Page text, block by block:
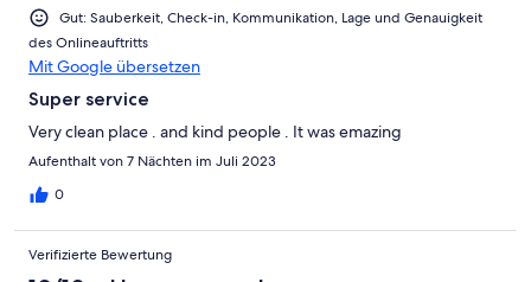
Gut: Sauberkeit, Check-in, Kommunikation, Lage und Genauigkeit
des Onlineauftritts
Mit Google übersetzen
Super service
Very clean place . and kind people . It was emazing
Aufenthalt von 7 Nächten im Juli 2023
0
Verifizierte Bewertung